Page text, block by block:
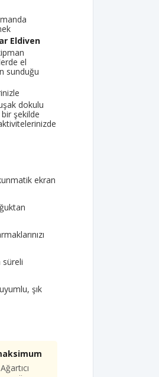
Eldiven
el
sunduğu
dokulu
şekilde
ekran
süreli
şık